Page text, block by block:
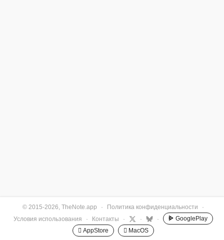
© 2015-2026, TheNote.app · Политика конфиденциальности
·
Условия использования
· Контакты · · ·
GooglePlay
 AppStore
 MacOS